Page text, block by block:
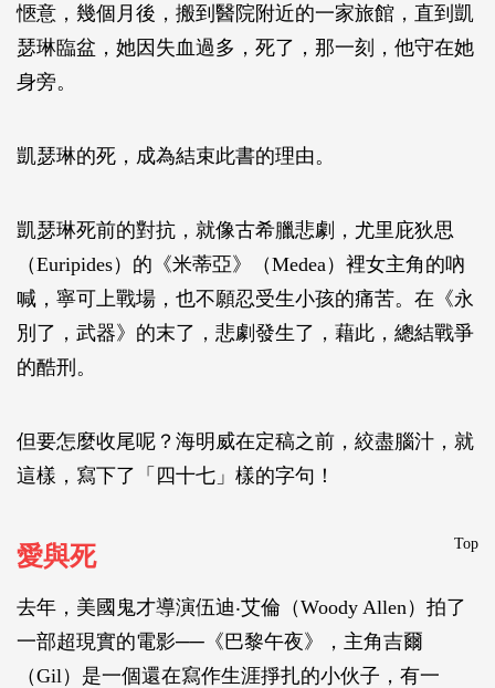
愜意，幾個月後，搬到醫院附近的一家旅館，直到凱
瑟琳臨盆，她因失血過多，死了，那一刻，他守在她
身旁。
凱瑟琳的死，成為結束此書的理由。
凱瑟琳死前的對抗，就像古希臘悲劇，尤里庇狄思
（Euripides）的《米蒂亞》（Medea）裡女主角的吶
喊，寧可上戰場，也不願忍受生小孩的痛苦。在《永
別了，武器》的末了，悲劇發生了，藉此，總結戰爭
的酷刑。
但要怎麼收尾呢？海明威在定稿之前，絞盡腦汁，就
這樣，寫下了「四十七」樣的字句！
Top
愛與死
去年，美國鬼才導演伍迪‧艾倫（Woody Allen）拍了
一部超現實的電影──《巴黎午夜》，主角吉爾
（Gil）是一個還在寫作生涯掙扎的小伙子，有一